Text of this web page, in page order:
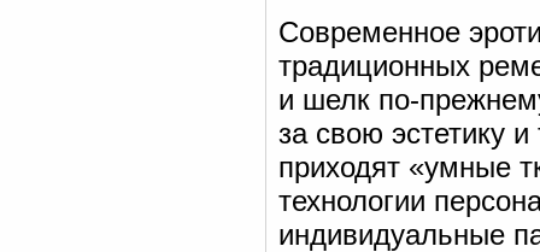
Современное
традиционных
и шелк по-
за свою эстетику
приходят «умные
технологии
индивидуальные